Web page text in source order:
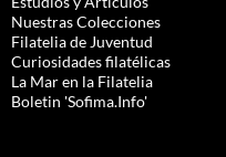
Nuestras Colecciones
Filatelia de Juventud
Curiosidades filatélicas
La Mar en la Filatelia
Boletin 'Sofima.Info'